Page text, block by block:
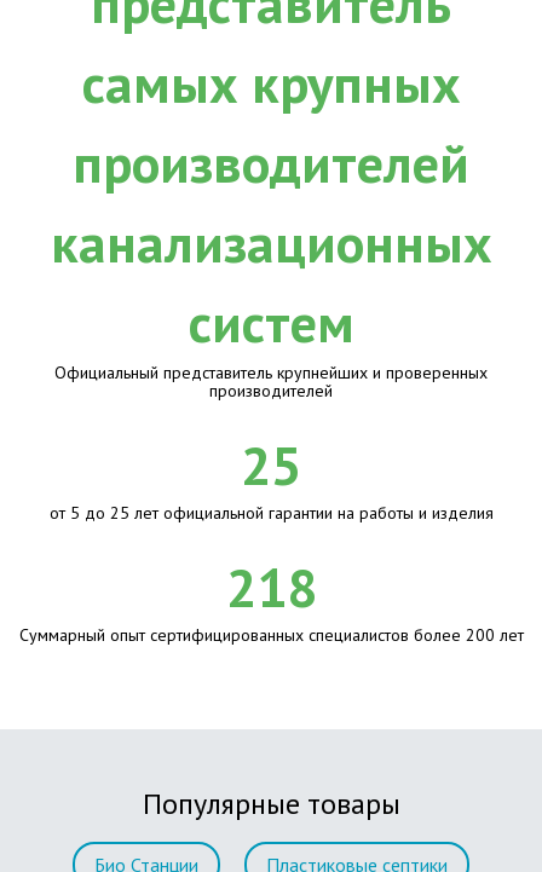
Официальный представитель крупнейших и проверенных
производителей
25
от 5 до 25 лет официальной гарантии на работы и изделия
218
Суммарный опыт сертифицированных специалистов более 200 лет
Популярные товары
Био Станции Пластиковые септики